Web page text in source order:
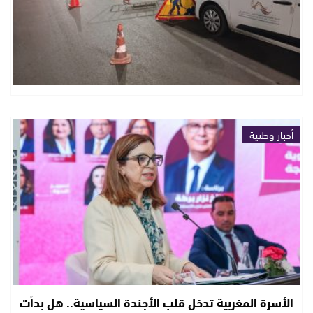
أخبار وطنية
الأسرة المغربية تدخل قلب الأجندة السياسية.. هل بدأت